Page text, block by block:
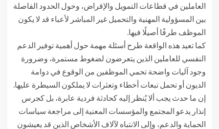
العاملين في قطاعات التمويل والإقراض، وحول الحدود الفاصلة
بين المسؤولية المهنية والتحميل غير المباشر لأعباء قد لا يكون
الموظف طرفًا أصيلًا فيها.
كما تعيد هذه الواقعة طرح أسئلة مهمة حول أهمية توفير الدعم
النفسي للعاملين الذين يتعرضون لضغوط مستمرة، وضرورة
وجود آليات واضحة تحمي الموظفين من الوقوع في دوامة
الديون أو تحمل تبعات أخطاء وتعثرات لا يملكون السيطرة عليها.
إن ما حدث يجب ألا يُنظر إليه كحادثة فردية عابرة، بل كجرس
إنذار يدعو المجتمع والمؤسسات المعنية إلى مراجعة سياسات
الحماية والدعم، وإلى الانتباه لآلاف الأشخاص الذين قد يعيشون